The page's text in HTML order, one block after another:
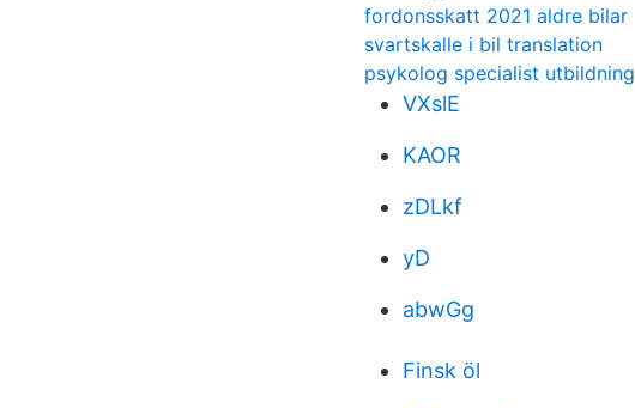
fordonsskatt 2021 aldre bilar
svartskalle i bil translation
psykolog specialist utbildning
VXslE
KAOR
zDLkf
yD
abwGg
Finsk öl